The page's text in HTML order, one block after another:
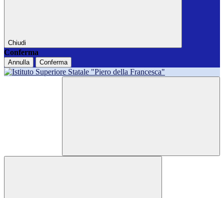
Chiudi
Conferma
Annulla Conferma